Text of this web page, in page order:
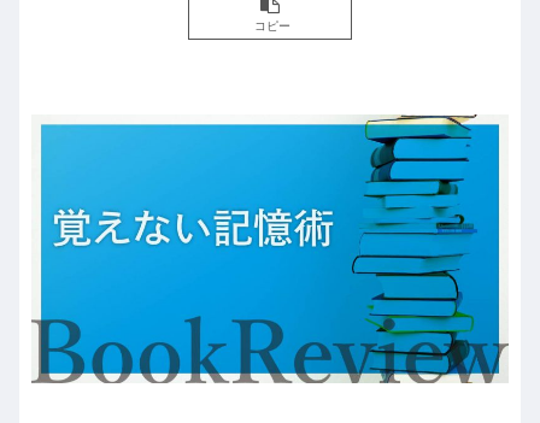
コピー